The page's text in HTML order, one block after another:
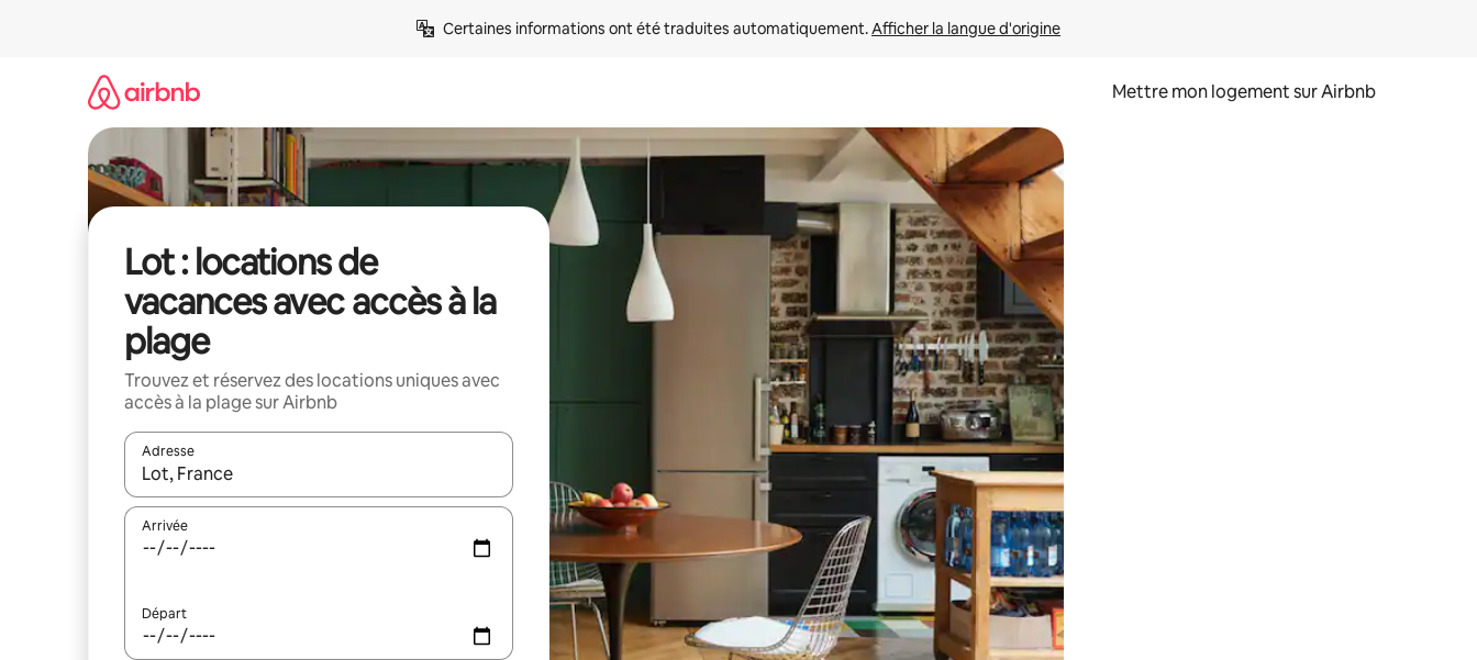
Certaines informations ont été traduites automatiquement. Afficher la langue d'origine
Mettre mon logement sur Airbnb
Lot : locations de
vacances avec accès à la
plage
Trouvez et réservez des locations uniques avec
accès à la plage sur Airbnb
Adresse
Lorsque les résultats s'affichent, utilisez les flèches vers le haut et vers le bas pour les parcourir ou en appuyant et en faisant glisser.
Arrivée
Départ